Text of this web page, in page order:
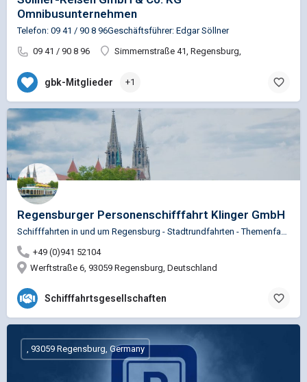
Omnibusunternehmen
Telefon: 09 41 / 90 8 96Geschäftsführer: Edgar Söllner
09 41 / 90 8 96
Simmernstraße 41, Regensburg,
gbk-Mitglieder +1
Regensburger Personenschifffahrt Klinger GmbH
+49 (0)941 52104
Werftstraße 6, 93059 Regensburg, Deutschland
Schifffahrtsgesellschaften
, 93059 Regensburg, Germany